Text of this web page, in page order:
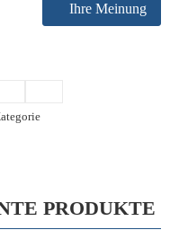
Ihre Meinung
PRODUKTE